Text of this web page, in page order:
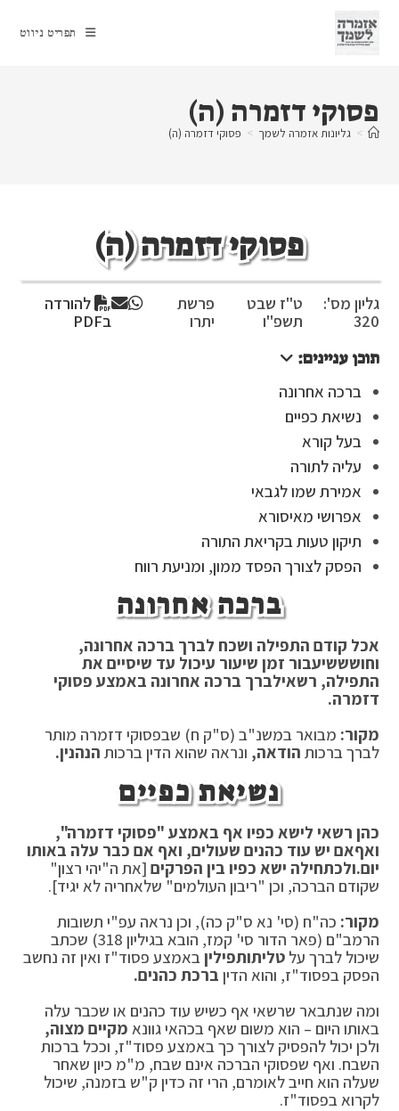
content
תפריט ניווט
פסוקי דזמרה (ה)
> גליונות אזמרה לשמך > פסוקי דזמרה (ה)
פסוקי דזמרה (ה)
גליון מס':
320
ט"ז שבט
תשפ"ו
פרשת
יתרו
להורדה
בPDF
תוכן עניינים:
ברכה אחרונה
נשיאת כפיים
בעל קורא
עליה לתורה
אמירת שמו לגבאי
אפרושי מאיסורא
תיקון טעות בקריאת התורה
הפסק לצורך הפסד ממון, ומניעת רווח
ברכה אחרונה
אכל קודם התפילה ושכח לברך ברכה אחרונה,
וחושששיעבור זמן שיעור עיכול עד שיסיים את
התפילה, רשאילברך ברכה אחרונה באמצע פסוקי
דזמרה.
מקור: מבואר במשנ"ב (ס"ק ח) שבפסוקי דזמרה מותר
לברך ברכות הודאה, ונראה שהוא הדין ברכות הנהנין.
נשיאת כפיים
כהן רשאי לישא כפיו אף באמצע "פסוקי דזמרה",
ואףאם יש עוד כהנים שעולים, ואף אם כבר עלה באותו
יום.ולכתחילה ישא כפיו בין הפרקים [את ה"יהי רצון"
שקודם הברכה, וכן "ריבון העולמים" שלאחריה לא יגיד].
מקור: כה"ח (סי' נא ס"ק כה), וכן נראה עפ"י תשובות
הרמב"ם (פאר הדור סי' קמז, הובא בגיליון 318) שכתב
שיכול לברך עלטליתותפיליןבאמצע פסוד"ז ואין זה נחשב
הפסק בפסוד"ז, והוא הדין ברכת כהנים.
ומה שנתבאר שרשאי אף כשיש עוד כהנים או שכבר עלה
באותו היום – הוא משום שאף בכהאי גוונא מקיים מצוה,
ולכן יכול להפסיק לצורך כך באמצע פסוד"ז, וככל ברכות
השבח. ואף שפסוקי הברכה אינם שבח, מ"מ כיון שאחר
שעלה הוא חייב לאומרם, הרי זה כדין ק"ש בזמנה, שיכול
לקרוא בפסוד"ז.